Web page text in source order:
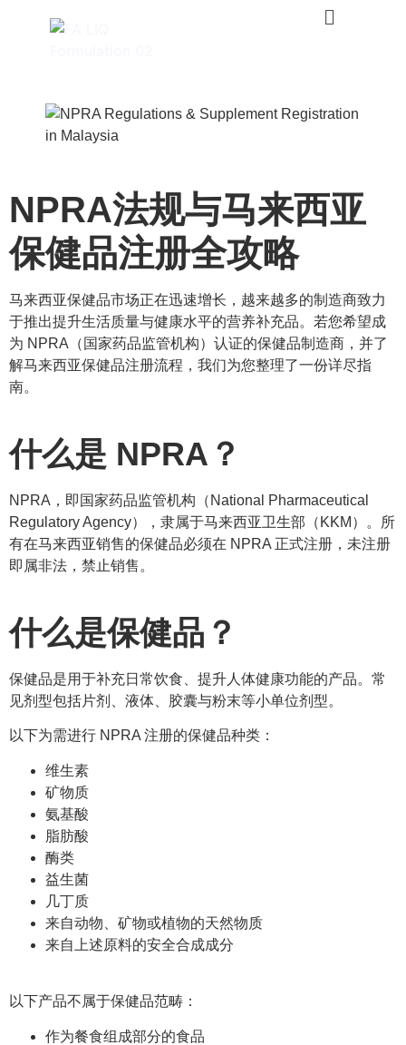
NPRA法规与马来西亚
保健品注册全攻略
马来西亚保健品市场正在迅速增长，越来越多的制造商致力
于推出提升生活质量与健康水平的营养补充品。若您希望成
为 NPRA（国家药品监管机构）认证的保健品制造商，并了
解马来西亚保健品注册流程，我们为您整理了一份详尽指
南。
什么是 NPRA？
NPRA，即国家药品监管机构（National Pharmaceutical
Regulatory Agency），隶属于马来西亚卫生部（KKM）。所
有在马来西亚销售的保健品必须在 NPRA 正式注册，未注册
即属非法，禁止销售。
什么是保健品？
保健品是用于补充日常饮食、提升人体健康功能的产品。常
见剂型包括片剂、液体、胶囊与粉末等小单位剂型。
以下为需进行 NPRA 注册的保健品种类：
维生素
矿物质
氨基酸
脂肪酸
酶类
益生菌
几丁质
来自动物、矿物或植物的天然物质
来自上述原料的安全合成成分
以下产品不属于保健品范畴：
作为餐食组成部分的食品